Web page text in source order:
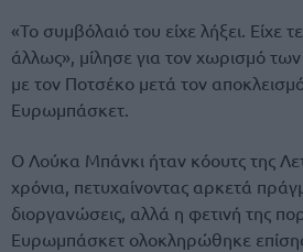
«Το συμβόλαιό του είχε λήξει. Είχε
άλλως», μίλησε για τον χωρισμό
με τον Ποτσέκο μετά τον
Ευρωμπάσκετ.
Ο Λούκα Μπάνκι ήταν κόουτς της
χρόνια, πετυχαίνοντας αρκετά
διοργανώσεις, αλλά η φετινή της
Ευρωμπάσκετ ολοκληρώθηκε